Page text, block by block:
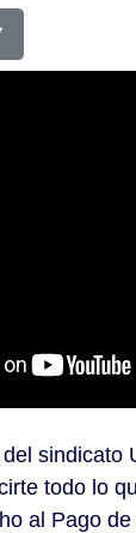
sindicato
todo lo
al Pago